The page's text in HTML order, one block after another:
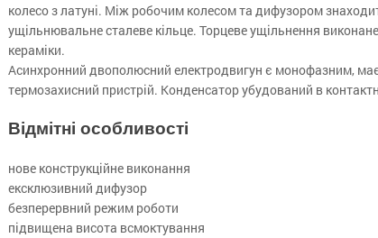
колесо з латуні. Між робочим колесом та дифузором
ущільнювальне сталеве кільце. Торцеве ущільнення виконане
кераміки.
Асинхронний двополюсний електродвигун є монофазним,
термозахисний пристрій. Конденсатор убудований в
Відмітні особливості
нове конструкційне виконання
ексклюзивний дифузор
безперервний режим роботи
підвищена висота всмоктування